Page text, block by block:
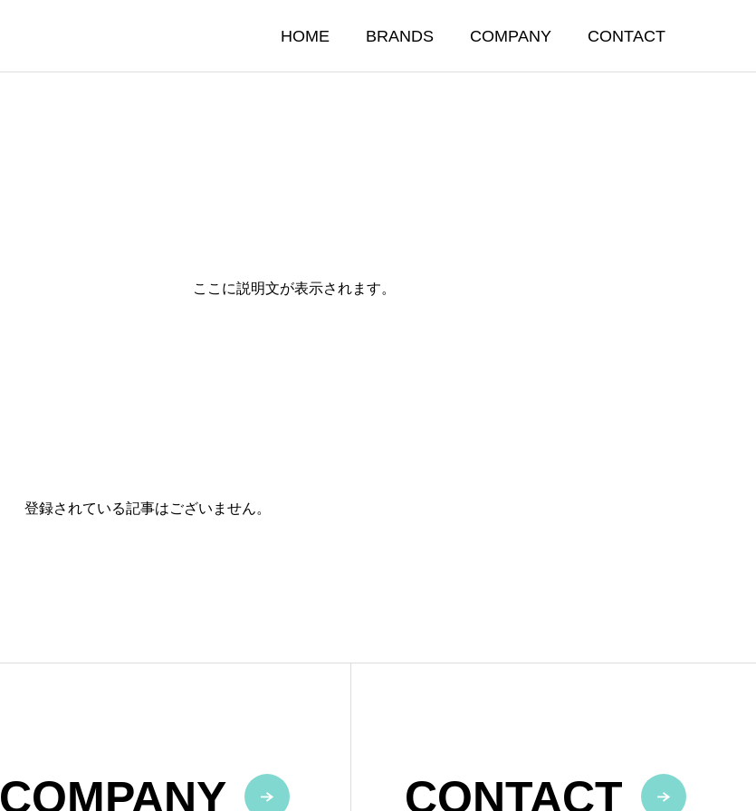
HOME BRANDS COMPANY CONTACT
ここに説明文が表示されます。
登録されている記事はございません。
COMPANY CONTACT